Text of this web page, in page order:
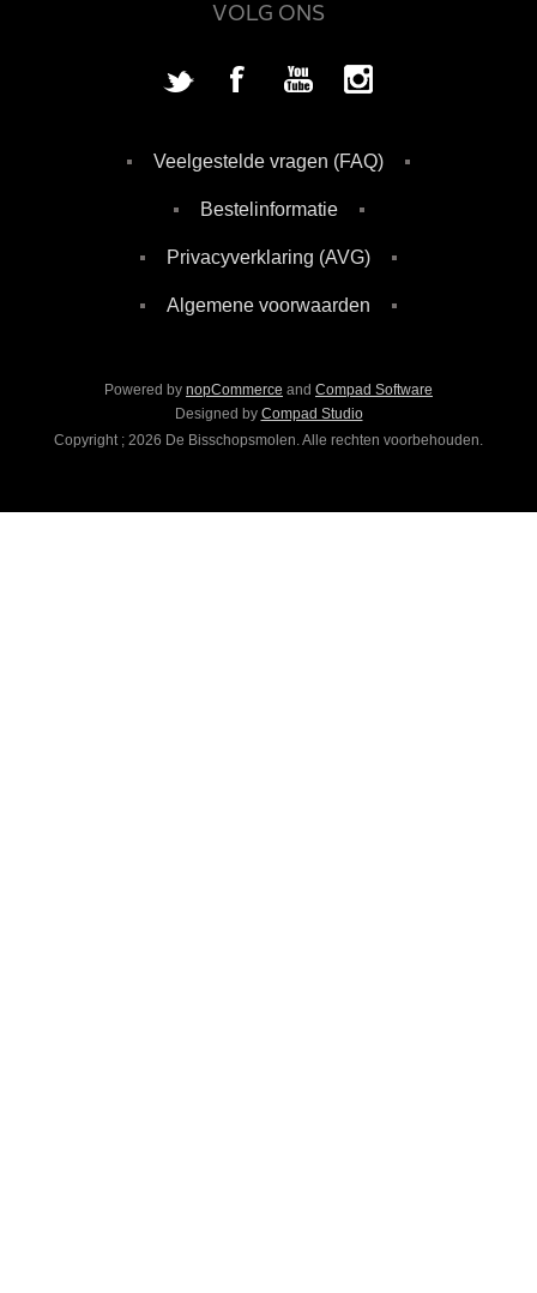
VOLG ONS
Veelgestelde vragen (FAQ)
Bestelinformatie
Privacyverklaring (AVG)
Algemene voorwaarden
Powered by nopCommerce and Compad Software
Designed by Compad Studio
Copyright ; 2026 De Bisschopsmolen. Alle rechten voorbehouden.